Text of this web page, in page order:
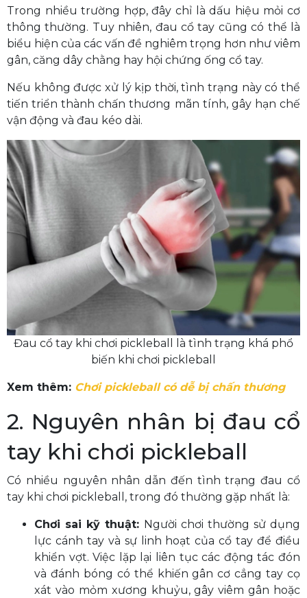
Trong nhiều trường hợp, đây chỉ là dấu hiệu mỏi cơ
thông thường. Tuy nhiên, đau cổ tay cũng có thể là
biểu hiện của các vấn đề nghiêm trọng hơn như viêm
gân, căng dây chằng hay hội chứng ống cổ tay.
Nếu không được xử lý kịp thời, tình trạng này có thể
tiến triển thành chấn thương mãn tính, gây hạn chế
vận động và đau kéo dài.
Đau cổ tay khi chơi pickleball là tình trạng khá phổ
biến khi chơi pickleball
Xem thêm: Chơi pickleball có dễ bị chấn thương
2. Nguyên nhân bị đau cổ
tay khi chơi pickleball
Có nhiều nguyên nhân dẫn đến tình trạng đau cổ
tay khi chơi pickleball, trong đó thường gặp nhất là:
Chơi sai kỹ thuật: Người chơi thường sử dụng
lực cánh tay và sự linh hoạt của cổ tay để điều
khiển vợt. Việc lặp lại liên tục các động tác đón
và đánh bóng có thể khiến gân cơ cẳng tay cọ
xát vào mỏm xương khuỷu, gây viêm gân hoặc